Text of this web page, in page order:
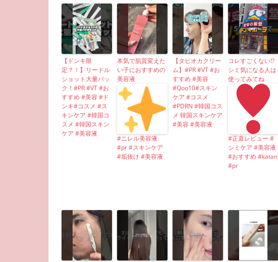
【ドンキ限
定？！】リードル
ショット大量パッ
ク！#PR #VT #お
すすめ #美容 #ド
ンキ#コスメ #ス
キンケア #韓国コ
スメ #韓国スキン
ケア #美容液
本気で肌質変えた
い子におすすめの
美容液
#ニレル美容液
#pr #スキンケア
#垢抜け #美容液
【タピオカクリー
ム】#PR #VT #お
すすめ #美容
#Qoo10#スキン
ケア #コスメ
#PDRN #韓国コス
メ 韓国スキンケア
#美容 #美容液
コレすごくない!?
シミ気になる人は
使ってみてね
#正直レビュー #
シミケア #美容液
#おすすめ #katan
#pr